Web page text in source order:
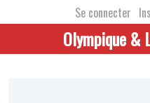
Se connecter
Olympique &